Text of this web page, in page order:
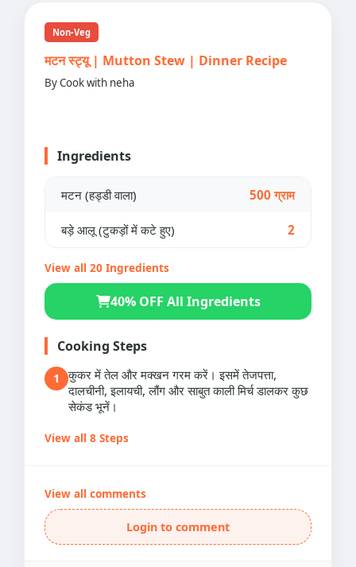
Non-Veg
मटन स्ट्यू | Mutton Stew | Dinner Recipe
By Cook with neha
Ingredients
मटन (हड्डी वाला) 500 ग्राम
बड़े आलू (टुकड़ों में कटे हुए) 2
View all 20 Ingredients
40% OFF All Ingredients
Cooking Steps
1
कुकर में तेल और मक्खन गरम करें। इसमें तेजपत्ता,
दालचीनी, इलायची, लौंग और साबुत काली मिर्च डालकर कुछ
सेकंड भूनें।
View all 8 Steps
View all comments
Login to comment